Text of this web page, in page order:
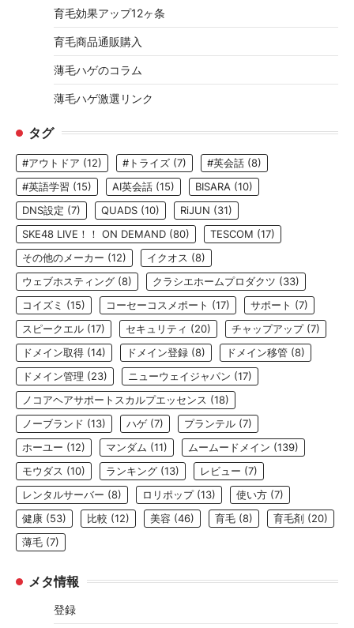
育毛効果アップ12ヶ条
育毛商品通販購入
薄毛ハゲのコラム
薄毛ハゲ激選リンク
タグ
#アウトドア (12) #トライズ (7) #英会話 (8)
#英語学習 (15) AI英会話 (15) BISARA (10)
DNS設定 (7) QUADS (10) RiJUN (31)
SKE48 LIVE！！ ON DEMAND (80) TESCOM (17)
その他のメーカー (12) イクオス (8)
ウェブホスティング (8) クラシエホームプロダクツ (33)
コイズミ (15) コーセーコスメポート (17) サポート (7)
スピークエル (17) セキュリティ (20) チャップアップ(7)
ドメイン取得 (14) ドメイン登録 (8) ドメイン移管 (8)
ドメイン管理 (23) ニューウェイジャパン (17)
ノコアヘアサポートスカルプエッセンス (18)
ノーブランド (13) ハゲ (7) プランテル (7)
ホーユー (12) マンダム (11) ムームードメイン (139)
モウダス (10) ランキング (13) レビュー (7)
レンタルサーバー (8) ロリポップ(13) 使い方 (7)
健康 (53) 比較 (12) 美容 (46) 育毛 (8) 育毛剤 (20)
薄毛 (7)
メタ情報
登録